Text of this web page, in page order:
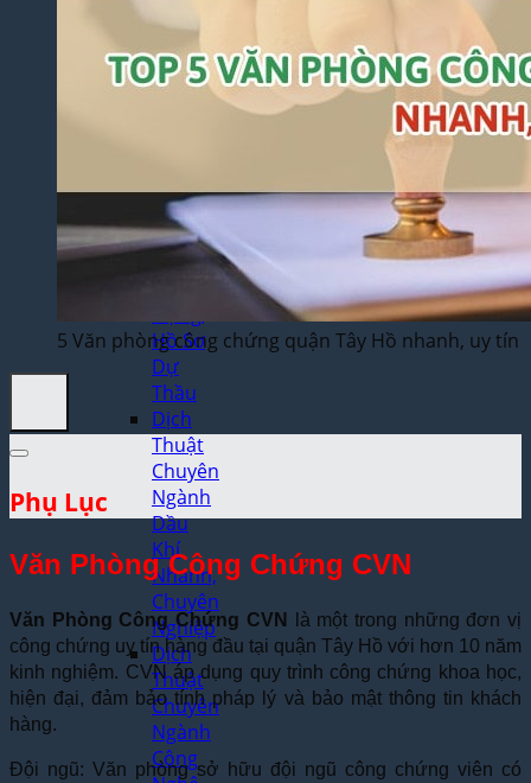
Trò
Chơi
Điện
Học
Dịch
Thuật
Hồ Sơ
Dự
Thầu
Dịch
Thuật
Chuyên
Ngành
Dầu
Khí
Nhanh,
Chuyên
Nghiệp
Dịch
Thuật
Chuyên
Ngành
Công
5 Văn phòng công chứng quận Tây Hồ nhanh, uy tín
Phụ Lục
Văn Phòng Công Chứng CVN
Văn Phòng Công Chứng CVN
là một trong những đơn vị
công chứng uy tín hàng đầu tại quận Tây Hồ với hơn 10 năm
kinh nghiệm. CVN áp dụng quy trình công chứng khoa học,
hiện đại, đảm bảo tính pháp lý và bảo mật thông tin khách
hàng.
Đội ngũ: Văn phòng sở hữu đội ngũ công chứng viên có